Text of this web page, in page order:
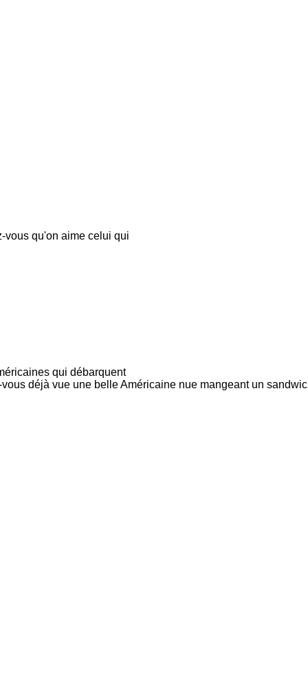
vous qu'on aime celui qui
qui débarquent
déjà vue une belle Américaine nue mangeant un